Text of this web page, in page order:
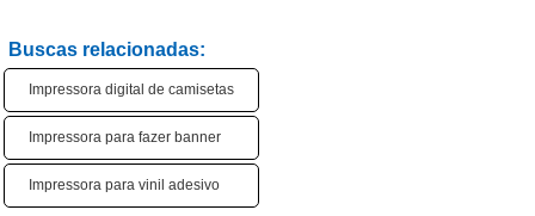
Buscas relacionadas:
Impressora digital de camisetas
Impressora para fazer banner
Impressora para vinil adesivo